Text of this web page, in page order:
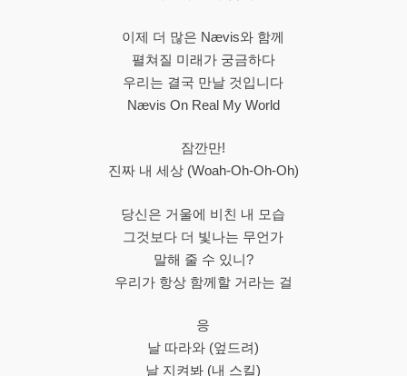
이제 더 많은 Nævis와 함께
펼쳐질 미래가 궁금하다
우리는 결국 만날 것입니다
Nævis On Real My World
잠깐만!
진짜 내 세상 (Woah-Oh-Oh-Oh)
당신은 거울에 비친 내 모습
그것보다 더 빛나는 무언가
말해 줄 수 있니?
우리가 항상 함께할 거라는 걸
응
날 따라와 (엎드려)
날 지켜봐 (내 스킬)